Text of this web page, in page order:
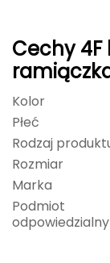
G
GIVOVA
Gear Aid
Gerber
Cechy 4F
Kolor
Płeć
Rodzaj
Rozmiar
Marka
Podmiot
odpowiedzialny